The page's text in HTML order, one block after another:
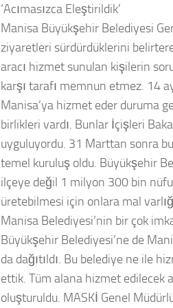
‘Acımasızca Eleştirildik’
Manisa Büyükşehir Belediyesi
ziyaretleri sürdürdüklerini
aracı hizmet sunulan kişilerin
karşı tarafı memnun etmez. 14
Manisa’ya hizmet eder duruma
birlikleri vardı. Bunlar İçişleri
uyguluyordu. 31 Marttan sonra
temel kuruluş oldu. Büyükşehir
ilçeye değil 1 milyon 300 bin
üretebilmesi için onlara mal
Manisa Belediyesi’nin bir çok
Büyükşehir Belediyesi’ne de
da dağıtıldı. Bu belediye ne ile
ettik. Tüm alana hizmet edilecek
oluşturuldu. MASKİ Genel